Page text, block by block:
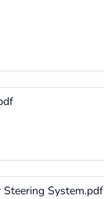
System.pdf